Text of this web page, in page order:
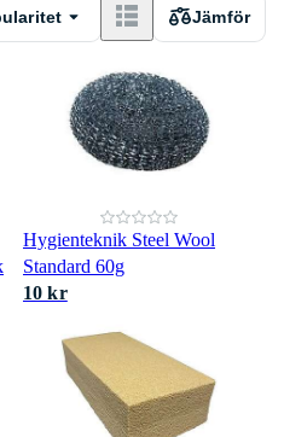
Jämför
Hygienteknik Steel Wool
Standard 60g
10 kr